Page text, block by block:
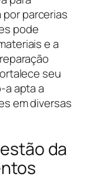
parcerias
pode
e a
seu
a apta a
em diversas
da